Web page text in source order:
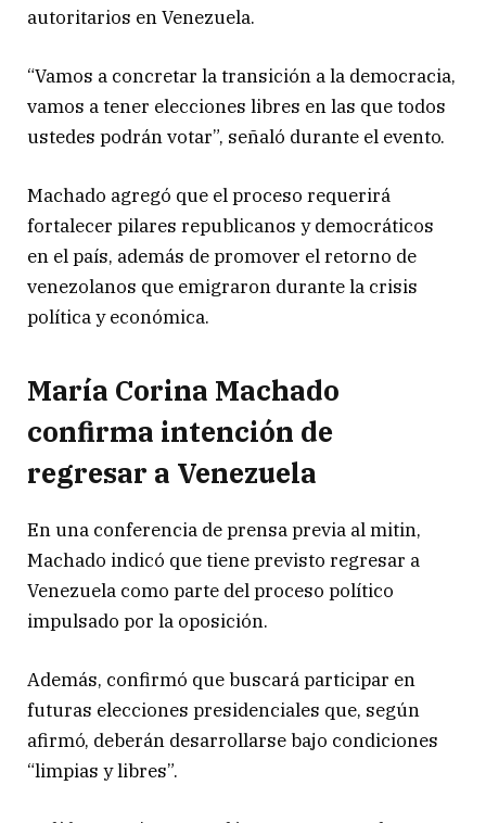
autoritarios en Venezuela.
“Vamos a concretar la transición a la democracia,
vamos a tener elecciones libres en las que todos
ustedes podrán votar”, señaló durante el evento.
Machado agregó que el proceso requerirá
fortalecer pilares republicanos y democráticos
en el país, además de promover el retorno de
venezolanos que emigraron durante la crisis
política y económica.
María Corina Machado
confirma intención de
regresar a Venezuela
En una conferencia de prensa previa al mitin,
Machado indicó que tiene previsto regresar a
Venezuela como parte del proceso político
impulsado por la oposición.
Además, confirmó que buscará participar en
futuras elecciones presidenciales que, según
afirmó, deberán desarrollarse bajo condiciones
“limpias y libres”.